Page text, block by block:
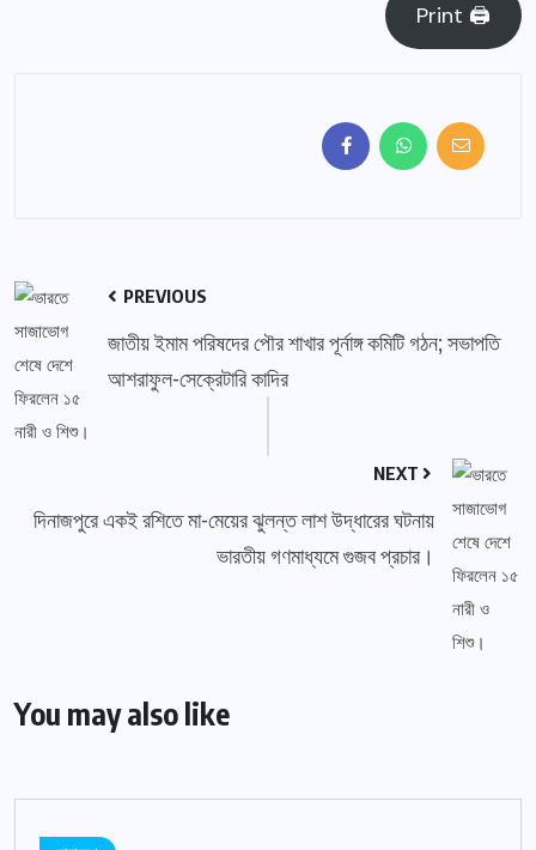
Print 🖨
PREVIOUS
জাতীয় ইমাম পরিষদের পৌর শাখার পূর্নাঙ্গ কমিটি গঠন; সভাপতি
আশরাফুল-সেক্রেটারি কাদির
NEXT
দিনাজপুরে একই রশিতে মা-মেয়ের ঝুলন্ত লাশ উদ্ধারের ঘটনায়
ভারতীয় গণমাধ্যমে গুজব প্রচার।
You may also like